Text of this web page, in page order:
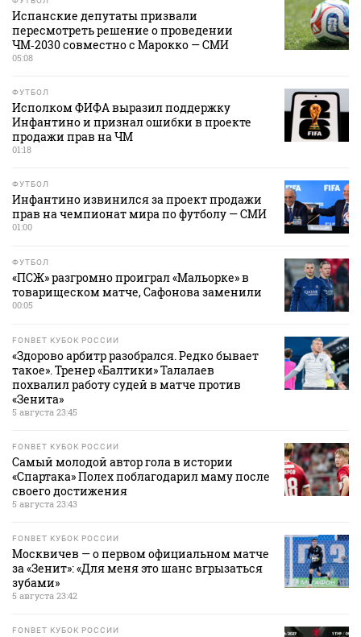
Испанские депутаты призвали
пересмотреть решение о проведении
ЧМ‑2030 совместно с Марокко — СМИ
05:08
ФУТБОЛ
Исполком ФИФА выразил поддержку
Инфантино и признал ошибки в проекте
продажи прав на ЧМ
01:18
ФУТБОЛ
Инфантино извинился за проект продажи
прав на чемпионат мира по футболу — СМИ
01:00
ФУТБОЛ
«ПСЖ» разгромно проиграл «Мальорке» в
товарищеском матче, Сафонова заменили
00:05
FONBET КУБОК РОССИИ
«Здорово арбитр разобрался. Редко бывает
такое». Тренер «Балтики» Талалаев
похвалил работу судей в матче против
«Зенита»
5 августа 23:45
FONBET КУБОК РОССИИ
Самый молодой автор гола в истории
«Спартака» Полех поблагодарил маму после
своего достижения
5 августа 23:43
FONBET КУБОК РОССИИ
Москвичев — о первом официальном матче
за «Зенит»: «Для меня это шанс вгрызаться
зубами»
5 августа 23:42
FONBET КУБОК РОССИИ